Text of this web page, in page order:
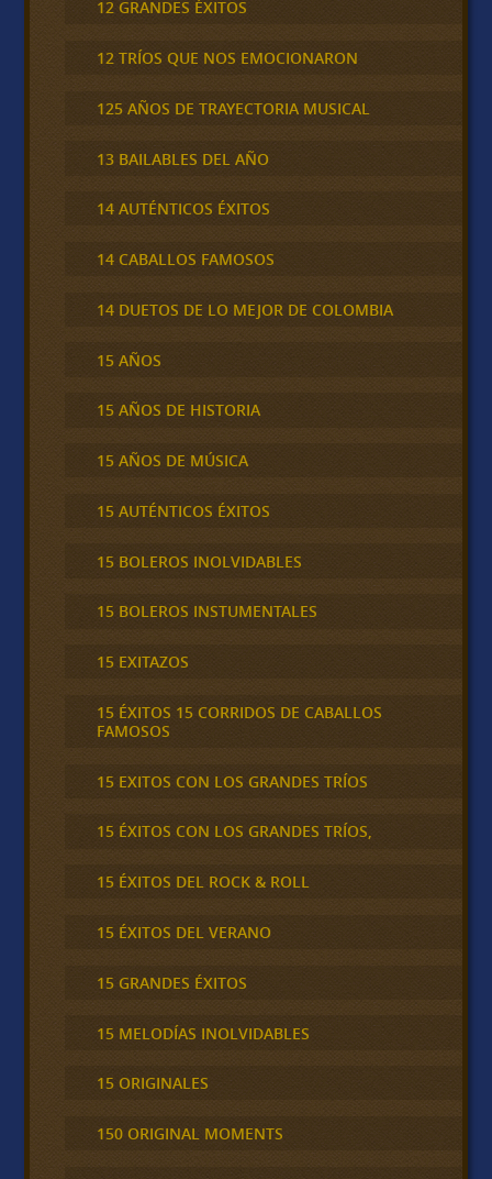
12 GRANDES ÉXITOS
12 TRÍOS QUE NOS EMOCIONARON
125 AÑOS DE TRAYECTORIA MUSICAL
13 BAILABLES DEL AÑO
14 AUTÉNTICOS ÉXITOS
14 CABALLOS FAMOSOS
14 DUETOS DE LO MEJOR DE COLOMBIA
15 AÑOS
15 AÑOS DE HISTORIA
15 AÑOS DE MÚSICA
15 AUTÉNTICOS ÉXITOS
15 BOLEROS INOLVIDABLES
15 BOLEROS INSTUMENTALES
15 EXITAZOS
15 ÉXITOS 15 CORRIDOS DE CABALLOS
FAMOSOS
15 EXITOS CON LOS GRANDES TRÍOS
15 ÉXITOS CON LOS GRANDES TRÍOS,
15 ÉXITOS DEL ROCK & ROLL
15 ÉXITOS DEL VERANO
15 GRANDES ÉXITOS
15 MELODÍAS INOLVIDABLES
15 ORIGINALES
150 ORIGINAL MOMENTS